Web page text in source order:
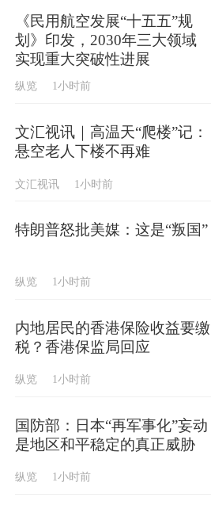
《民用航空发展“十五五”规
划》印发，2030年三大领域
实现重大突破性进展
纵览 1小时前
文汇视讯｜高温天“爬楼”记：
悬空老人下楼不再难
文汇视讯 1小时前
特朗普怒批美媒：这是“叛国”
纵览 1小时前
内地居民的香港保险收益要缴
税？香港保监局回应
纵览 1小时前
国防部：日本“再军事化”妄动
是地区和平稳定的真正威胁
纵览 1小时前